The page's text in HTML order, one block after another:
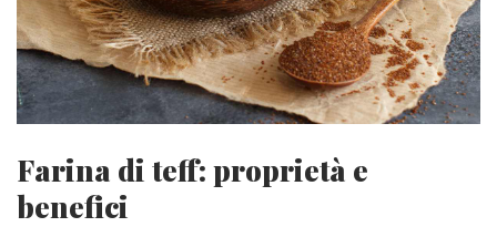
Farina di teff: proprietà e
benefici